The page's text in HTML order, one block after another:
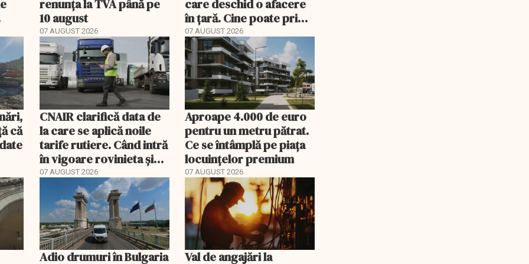
renunța la TVA până pe
10 august
07 AUGUST 2026
care deschid o afacere
în țară. Cine poate primi
banii și ce trebuie
rambursat
07 AUGUST 2026
că
CNAIR clarifică data de
la care se aplică noile
tarife rutiere. Când intră
în vigoare rovinieta și
TollRo
07 AUGUST 2026
Aproape 4.000 de euro
pentru un metru pătrat.
Ce se întâmplă pe piața
locuințelor premium
07 AUGUST 2026
Adio drumuri în Bulgaria
Val de angajări la